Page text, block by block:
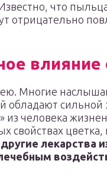
что
отрицательно
влияние
Многие
обладают сильной
из человека
свойствах
лекарства